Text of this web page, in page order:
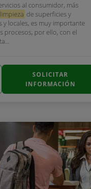
al consumidor, más
limpieza de superficies y
locales, es muy importante
procesos, por ello, con el
SOLICITAR
INFORMACIÓN